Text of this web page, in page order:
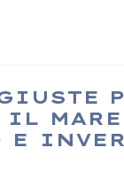
IL
E